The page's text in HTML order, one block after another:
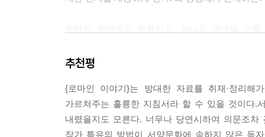
--- pp.62-63
늘날에도 선진국에는 도로와 철도가 완비되어 있
할 수 없기 땜누에 오히려 인프라의 중요성을 절
다.
때문이다. 21세기를 지식 사회라고 한다. 그러
중국은 방어를 위해서 5천 킬로미터의 만리장성
방어를 생각하면 성을 쌓아야 한다. 그러나 그
추천평
{로마인 이야기}는 방대한 자료를 취재·정리
가르쳐주는 훌륭한 지침서라 할 수 있을 것이다.
내렸을지도 모른다. 너무나 당연시하여 의문조
작가 특유의 방법이 서양문화에 속하지 않은 독